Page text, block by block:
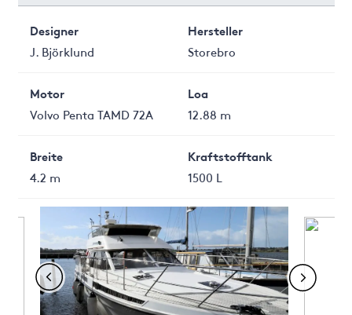
Designer
J. Björklund
Hersteller
Storebro
Motor
Volvo Penta TAMD 72A
Loa
12.88 m
Breite
4.2 m
Kraftstofftank
1500 L